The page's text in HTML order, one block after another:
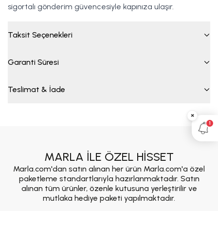
sigortalı gönderim güvencesiyle kapınıza ulaşır.
Taksit Seçenekleri
Garanti Süresi
Teslimat & İade
MARLA İLE ÖZEL HİSSET
Marla.com'dan satın alınan her ürün Marla.com'a özel
paketleme standartlarıyla hazırlanmaktadır. Satın
alınan tüm ürünler, özenle kutusuna yerleştirilir ve
mutlaka hediye paketi yapılmaktadır.
×
1